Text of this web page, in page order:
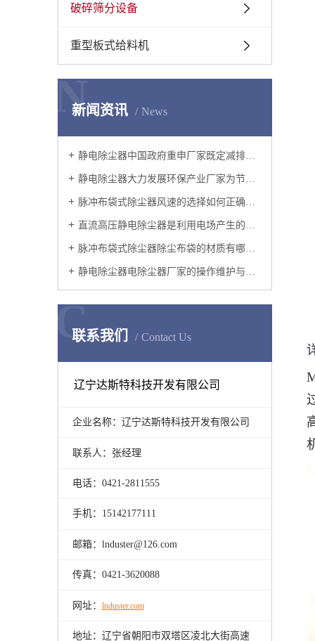
破碎筛分设备
重型板式给料机
新闻资讯 News
N
静电除尘器中国政府重申厂家既定减排承诺
静电除尘器大力发展环保产业厂家为节能减排提供强有力的技术支持
脉冲布袋式除尘器风速的选择如何正确地选择过滤风速呢?
直流高压静电除尘器是利用电场产生的电力使尘粒从气流中分离的设备
脉冲布袋式除尘器除尘布袋的材质有哪些？
静电除尘器电除尘器厂家的操作维护与改造
联系我们 Contact Us
C
辽宁达斯特科技开发有限公司
企业名称：辽宁达斯特科技开发有限公司
联系人：张经理
电话：0421-2811555
手机：15142177111
邮箱：lnduster@126.com
传真：0421-3620088
网址： lnduster.com
地址：辽宁省朝阳市双塔区凌北大街高速